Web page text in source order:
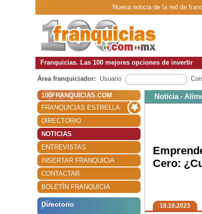
Nueva noticia de la red de
Franquicias. Las 100 mejores opciones de invertir
Área franquiciador: Usuario
100FRANQUICIAS.COM
FRANQUICIAS ESTRELLA
DIRECTORIO
NOTICIAS
ENTREVISTAS
INSERTAR FRANQUICIA
CONTACTAR
BOLETÍN FRANQUICIA
Directorio
Noticia -
Cero:
18.10.2023